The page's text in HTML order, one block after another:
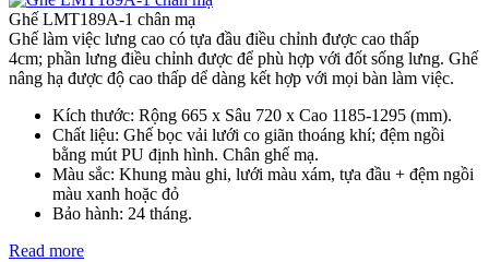
Ghế LMT189A-1 chân mạ
Ghế làm việc lưng cao có tựa đầu điều chỉnh được cao thấp
4cm; phần lưng điều chỉnh được để phù hợp với đốt sống lưng. Ghế
nâng hạ được độ cao thấp dể dàng kết hợp với mọi bàn làm việc.
Kích thước: Rộng 665 x Sâu 720 x Cao 1185-1295 (mm).
Chất liệu: Ghế bọc vải lưới co giãn thoáng khí; đệm ngồi
bằng mút PU định hình. Chân ghế mạ.
Màu sắc: Khung màu ghi, lưới màu xám, tựa đầu + đệm ngồi
màu xanh hoặc đỏ
Bảo hành: 24 tháng.
Read more